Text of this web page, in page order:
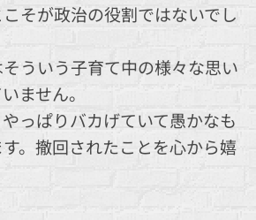
そが政治の役割ではないでし
ういう子育て中の様々な思い
ません。
っぱりバカげていて愚かなも
。撤回されたことを心から嬉